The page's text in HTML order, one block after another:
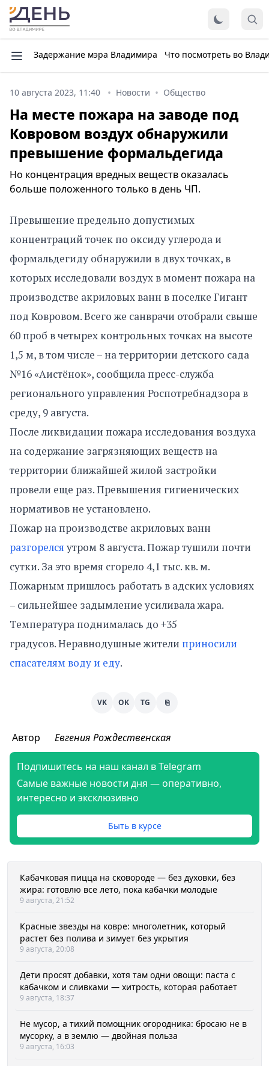
Задержание мэра Владимира Что посмотреть во
10 августа 2023, 11:40 Новости Общество
На месте пожара на заводе под
Ковровом воздух обнаружили
превышение формальдегида
Но концентрация вредных веществ оказалась
больше положенного только в день ЧП.
Превышение предельно допустимых
концентраций точек по оксиду углерода и
формальдегиду обнаружили в двух точках, в
которых исследовали воздух в момент пожара на
производстве акриловых ванн в поселке Гигант
под Ковровом. Всего же санврачи отобрали свыше
60 проб в четырех контрольных точках на высоте
1,5 м, в том числе – на территории детского сада
№16 «Аистёнок», сообщила пресс-служба
регионального управления Роспотребнадзора в
среду, 9 августа.
После ликвидации пожара исследования воздуха
на содержание загрязняющих веществ на
территории ближайшей жилой застройки
провели еще раз. Превышения гигиенических
нормативов не установлено.
Пожар на производстве акриловых ванн
разгорелся утром 8 августа. Пожар тушили почти
сутки. За это время сгорело 4,1 тыс. кв. м.
Пожарным пришлось работать в адских условиях
– сильнейшее задымление усиливала жара.
Температура поднималась до +35
градусов. Неравнодушные жители приносили
спасателям воду и еду.
VK OK TG ⎘
Автор Евгения Рождественская
Подпишитесь на наш канал в Telegram
Самые важные новости дня — оперативно,
интересно и эксклюзивно
Быть в курсе
Кабачковая пицца на сковороде — без духовки, без
жира: готовлю все лето, пока кабачки молодые
9 августа, 21:52
Красные звезды на ковре: многолетник, который
растет без полива и зимует без укрытия
9 августа, 20:08
Дети просят добавки, хотя там одни овощи: паста с
кабачком и сливками — хитрость, которая работает
9 августа, 18:37
Не мусор, а тихий помощник огородника: бросаю не в
мусорку, а в землю — двойная польза
9 августа, 16:03